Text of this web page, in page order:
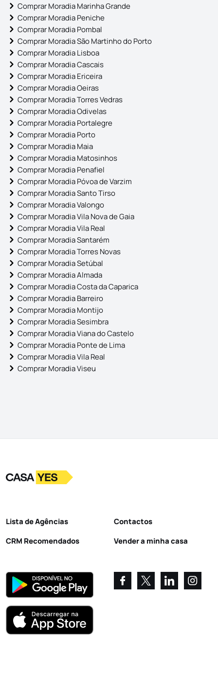
Comprar Moradia Marinha Grande
Comprar Moradia Peniche
Comprar Moradia Pombal
Comprar Moradia São Martinho do Porto
Comprar Moradia Lisboa
Comprar Moradia Cascais
Comprar Moradia Ericeira
Comprar Moradia Oeiras
Comprar Moradia Torres Vedras
Comprar Moradia Odivelas
Comprar Moradia Portalegre
Comprar Moradia Porto
Comprar Moradia Maia
Comprar Moradia Matosinhos
Comprar Moradia Penafiel
Comprar Moradia Póvoa de Varzim
Comprar Moradia Santo Tirso
Comprar Moradia Valongo
Comprar Moradia Vila Nova de Gaia
Comprar Moradia Vila Real
Comprar Moradia Santarém
Comprar Moradia Torres Novas
Comprar Moradia Setúbal
Comprar Moradia Almada
Comprar Moradia Costa da Caparica
Comprar Moradia Barreiro
Comprar Moradia Montijo
Comprar Moradia Sesimbra
Comprar Moradia Viana do Castelo
Comprar Moradia Ponte de Lima
Comprar Moradia Vila Real
Comprar Moradia Viseu
LogoIr para a homepage
Lista de Agências
CRM Recomendados
Contactos
Vender a minha casa